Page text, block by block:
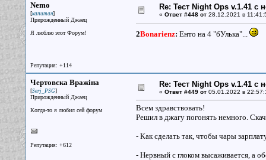
Nemo
[капитан]
Прирожденный Джаец
Я люблю этот Форум!
Репутация: +114
Re: Тест Night Ops v.1.41 с
« Ответ #448 от28.12.2021 в
2Bonarienz: Енто на 4 "бУлька"...
Чертовска Вражiна
[Serj_PSG]
Прирожденный Джаец
Когда-то я любил сей форум
Репутация: +612
Re: Тест Night Ops v.1.41 с
« Ответ #449 от05.01.2022 в
Всем здравствовать!
Решил в джагу погонять немного.
- Как сделать так, чтобы чары
- Нервный с глоком высаживается, а